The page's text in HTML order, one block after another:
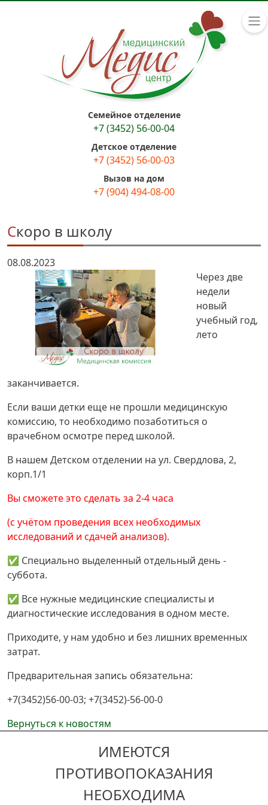
Семейное отделение
+7 (3452) 56-00-04
Детское отделение
+7 (3452) 56-00-03
Вызов на дом
+7 (904) 494-08-00
Скоро в школу
08.08.2023
Через две
недели
новый
учебный год,
лето
заканчивается.
Если ваши детки еще не прошли медицинскую
комиссию, то необходимо позаботиться о
врачебном осмотре перед школой.
В нашем Детском отделении на ул. Свердлова, 2,
корп.1/1
Вы сможете это сделать за 2-4 часа
(с учётом проведения всех необходимых
исследований и сдачей анализов).
✅ Специально выделенный отдельный день -
суббота.
✅ Все нужные медицинские специалисты и
диагностические исследования в одном месте.
Приходите, у нам удобно и без лишних временных
затрат.
Предварительная запись обязательна:
+7(3452)56-00-03; +7(3452)-56-00-0
Вернуться к новостям
ИМЕЮТСЯ
ПРОТИВОПОКАЗАНИЯ
НЕОБХОДИМА